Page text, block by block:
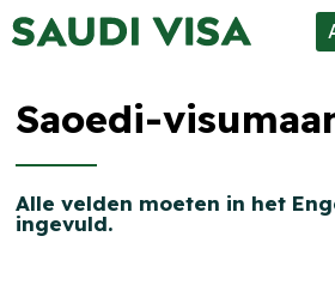
Over ons
Saoedi-
Alle velden moeten in het
ingevuld.